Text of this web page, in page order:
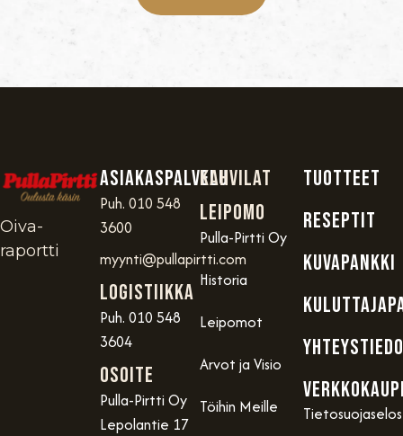
Oiva-
raportti
Asiakaspalvelu
Puh. 010 548
3600
myynti@pullapirtti.com
Logistiikka
Puh. 010 548
3604
OSOITE
Pulla-Pirtti Oy
Lepolantie 17
Kahvilat
Leipomo
Pulla-Pirtti Oy
Historia
Leipomot
Arvot ja Visio
Töihin Meille
TUOTTEET
RESEPTIT
KUVAPANKKI